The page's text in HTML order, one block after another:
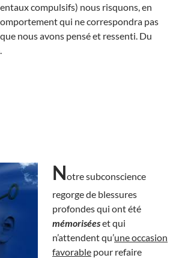
compulsifs) nous risquons, en
qui ne correspondra pas
nous avons pensé et ressenti. Du
Notre subconscience
regorge de blessures
profondes qui ont été
mémoriséeset qui
n’attendent qu’une occasion
favorable pour refaire